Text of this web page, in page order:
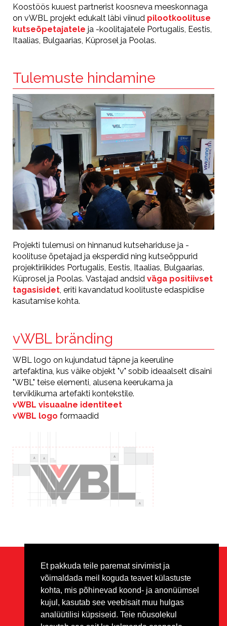
Et pakkuda teile paremat sirvimist ja
võimaldada meil koguda teavet külastuste
kohta, mis põhinevad koond- ja anonüümsel
kujul, kasutab see veebisait muu hulgas
analüütilisi küpsiseid. Teie nõusolekul
Koostöös kuuest partnerist koosneva meeskonnaga
on vWBL projekt edukalt läbi viinud pilootkoolituse
kutseõpetajatele ja -koolitajatele Portugalis, Eestis,
Itaalias, Bulgaarias, Küprosel ja Poolas.
Tulemuste hindamine
Projekti tulemusi on hinnanud kutsehariduse ja -
koolituse õpetajad ja eksperdid ning kutseõppurid
projektiriikides Portugalis, Eestis, Itaalias, Bulgaarias,
Küprosel ja Poolas. Vastajad andsid väga positiivset
tagasisidet, eriti kavandatud koolituste edaspidise
kasutamise kohta.
vWBL bränding
WBL logo on kujundatud täpne ja keeruline
artefaktina, kus väike objekt "v" sobib ideaalselt disaini
"WBL" teise elementi, alusena keerukama ja
terviklikuma artefakti kontekstile.
vWBL visuaalne identiteet
vWBL logo formaadid
Footer
Privaatsus
Disclaimer
Kõik materjalid on kaitstud
Creative Commons CC BY-NC-